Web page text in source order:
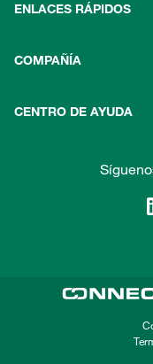
ENLACES RÁPIDOS
COMPAÑÍA
CENTRO DE AYUDA